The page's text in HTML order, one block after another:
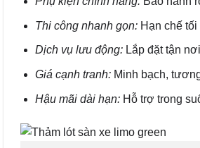
Thi công nhanh gọn:Hạn chế tối
Dịch vụ lưu động:Lắp đặt tận
Giá cạnh tranh:Minh bạch,
Hậu mãi dài hạn:Hỗ trợ trong